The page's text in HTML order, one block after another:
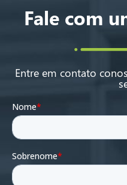
Fale com
Entre em contato